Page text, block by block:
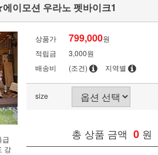
이모션 우라노 펫바이크1
급
강
상품가 799,000원
적립금
3,000원
배송비
(조건) 지역별
size
총 상품 금액 0 원